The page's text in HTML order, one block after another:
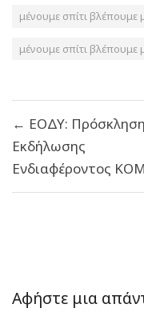
μένουμε σπίτι βλέπουμε
μένουμε σπίτι
άρθρων
← ΕΟΔΥ: Πρόσκληση
Εκδήλωσης
Ενδιαφέροντος
Αφήστε μια